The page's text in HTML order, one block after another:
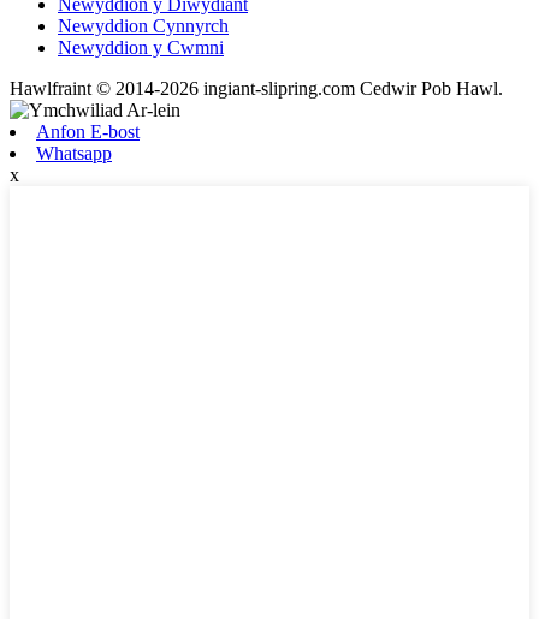
Newyddion Cynnyrch
Newyddion y Cwmni
Hawlfraint © 2014-2026 ingiant-slipring.com Cedwir Pob Hawl.
Anfon E-bost
Whatsapp
x